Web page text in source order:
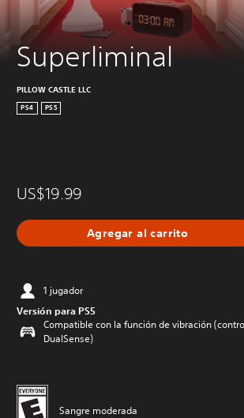
Superliminal
PILLOW CASTLE LLC
PS4 PS5
US$19.99
Agregar al carrito
1 jugador
Versión para PS5
Compatible con la función de vibración
DualSense)
Sangre moderada